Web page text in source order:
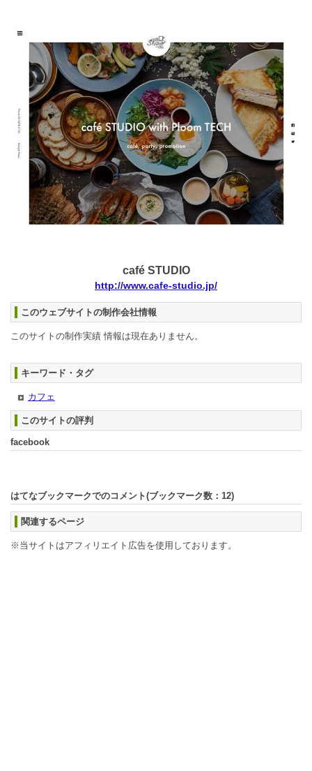
café STUDIO
http://www.cafe-studio.jp/
このウェブサイトの制作会社情報
このサイトの制作実績 情報は現在ありません。
キーワード・タグ
カフェ
このサイトの評判
facebook
はてなブックマークでのコメント(ブックマーク数： 12)
関連するページ
※当サイトはアフィリエイト広告を使用しております。